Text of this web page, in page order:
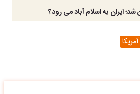
ایران به اسلام آباد می رود؟